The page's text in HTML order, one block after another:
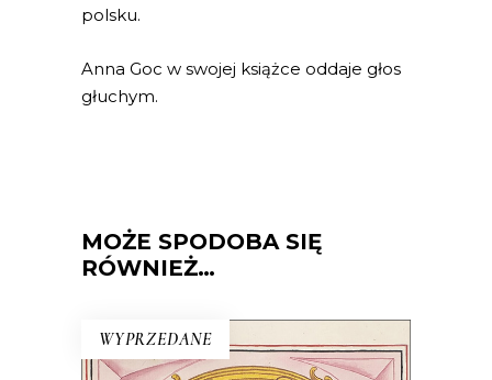
polsku.
Anna Goc w swojej książce oddaje głos
głuchym.
MOŻE SPODOBA SIĘ
RÓWNIEŻ…
WYPRZEDANE